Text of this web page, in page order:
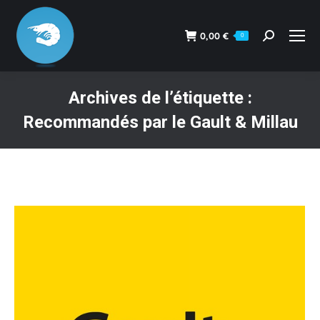
0,00 € 0
Recherche
Archives de l’étiquette :
Recommandés par le Gault & Millau